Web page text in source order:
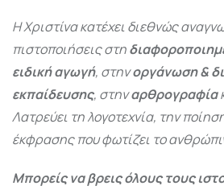
Η Χριστίνα κατέχει διεθνώς
πιστοποιήσεις στη
ειδική αγωγή, στηνοργάνωση &
εκπαίδευσης, στηναρθρογραφία
Λατρεύει τη λογοτεχνία, την
έκφρασης που φωτίζει το
Μπορείς να βρεις όλους τους